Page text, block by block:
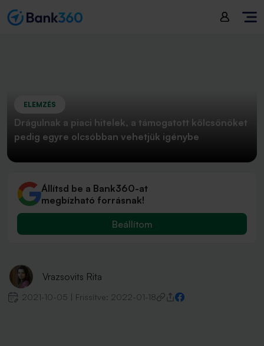
ELEMZÉS
Drágulnak a piaci hitelek, a támogatott kölcsönöket
pedig egyre olcsóbban vehetjük igénybe
Állítsd be a Bank360-at
megbízható forrásnak!
Beállítom
Vrazsovits Rita
2021-10-05 Frissítve: 2022-01-18